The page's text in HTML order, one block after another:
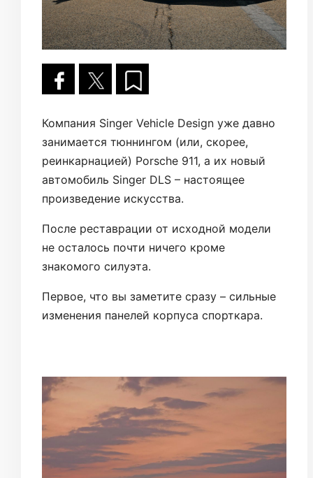
Компания Singer Vehicle Design уже давно
занимается тюннингом (или, скорее,
реинкарнацией) Porsche 911, а их новый
автомобиль Singer DLS – настоящее
произведение искусства.
После реставрации от исходной модели
не осталось почти ничего кроме
знакомого силуэта.
Первое, что вы заметите сразу – сильные
изменения панелей корпуса спорткара.